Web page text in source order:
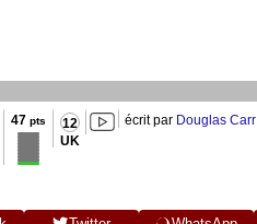
47 pts 12
UK
écrit par Douglas Carr